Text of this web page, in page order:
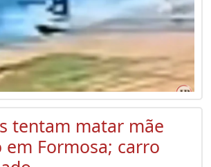
tentam matar mãe
Formosa; carro